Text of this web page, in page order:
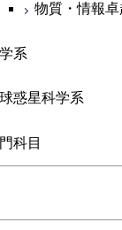
物質・情報卓
系
化学コース
エネルギーコ
惑星科学系
地球惑星科学
科目